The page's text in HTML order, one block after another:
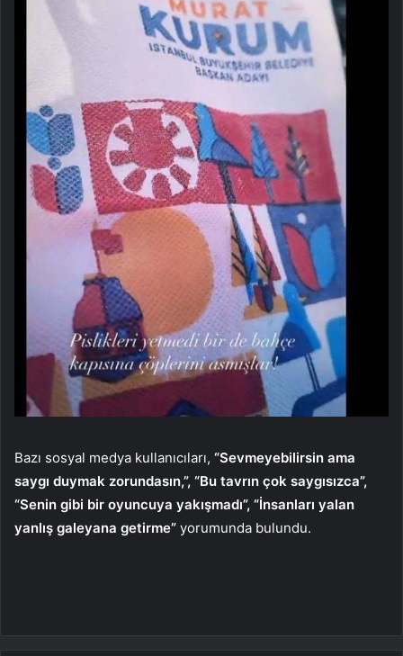
Bazı sosyal medya kullanıcıları, “Sevmeyebilirsin ama
saygı duymak zorundasın,”, “Bu tavrın çok saygısızca”,
“Senin gibi bir oyuncuya yakışmadı”, “İnsanları yalan
yanlış galeyana getirme” yorumunda bulundu.